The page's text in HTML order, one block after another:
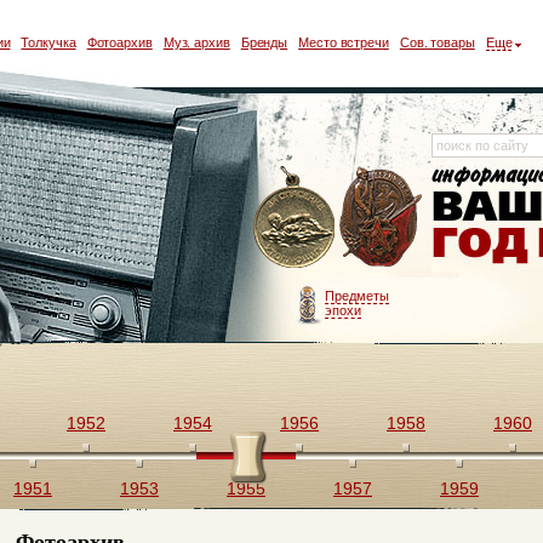
Толкучка Фотоархив Муз. архив Бренды Место встречи Сов. товары Еще
Предметы
эпохи
1951
1952
1953
1954
1955
1956
1957
1958
1959
1960